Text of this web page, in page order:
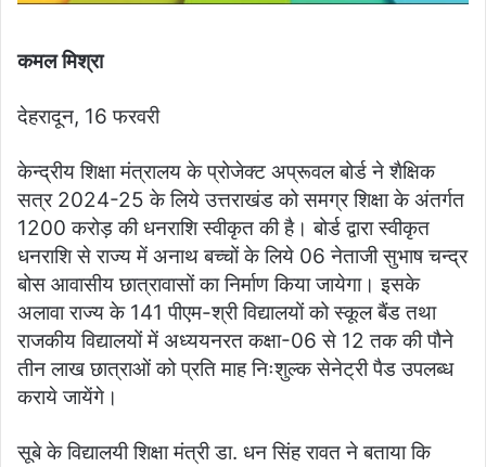
कमल मिश्रा
देहरादून, 16 फरवरी
केन्द्रीय शिक्षा मंत्रालय के प्रोजेक्ट अप्रूवल बोर्ड ने शैक्षिक
सत्र 2024-25 के लिये उत्तराखंड को समग्र शिक्षा के अंतर्गत
1200 करोड़ की धनराशि स्वीकृत की है। बोर्ड द्वारा स्वीकृत
धनराशि से राज्य में अनाथ बच्चों के लिये 06 नेताजी सुभाष चन्द्र
बोस आवासीय छात्रावासों का निर्माण किया जायेगा। इसके
अलावा राज्य के 141 पीएम-श्री विद्यालयों को स्कूल बैंड तथा
राजकीय विद्यालयों में अध्ययनरत कक्षा-06 से 12 तक की पौने
तीन लाख छात्राओं को प्रति माह निःशुल्क सेनेट्री पैड उपलब्ध
कराये जायेंगे।
सूबे के विद्यालयी शिक्षा मंत्री डा. धन सिंह रावत ने बताया कि